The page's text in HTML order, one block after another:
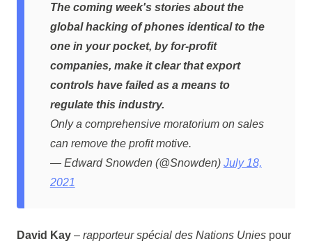
The coming week's stories about the
global hacking of phones identical to the
one in your pocket, by for-profit
companies, make it clear that export
controls have failed as a means to
regulate this industry.
Only a comprehensive moratorium on sales
can remove the profit motive.
— Edward Snowden (@Snowden) July 18,
2021
David Kay– rapporteur spécial des Nations Uniespour